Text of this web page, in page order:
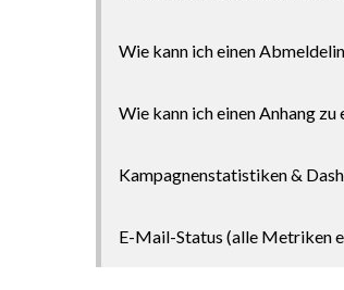
Wie kann ich einen
Wie kann ich einen Anhang
Kampagnenstatistiken &
E-Mail-Status (alle Metriken